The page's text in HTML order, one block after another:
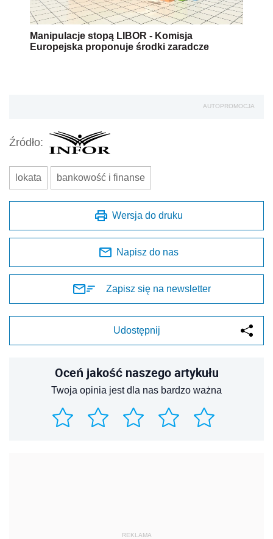
Manipulacje stopą LIBOR - Komisja
Europejska proponuje środki zaradcze
AUTOPROMOCJA
Źródło:
lokata bankowość i finanse
Wersja do druku
Napisz do nas
Zapisz się na newsletter
Udostępnij
Oceń jakość naszego artykułu
Twoja opinia jest dla nas bardzo ważna
REKLAMA